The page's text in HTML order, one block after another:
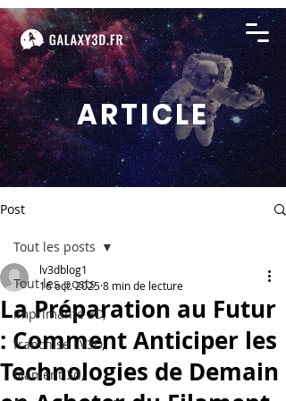
ARTICLE
Post
Tout les posts
imprimante 3D,
franchise LV3D,
filament 3d,
Tout les posts
La Préparation au Futur
: Comment Anticiper les
Technologies de Demain
lv3dblog1
16 oct. 20258 min de lecture